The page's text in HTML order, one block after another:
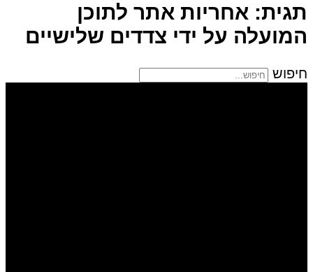
תגית: אחריות אתר לתוכן
המועלה על ידי צדדים שלישיים
חיפוש